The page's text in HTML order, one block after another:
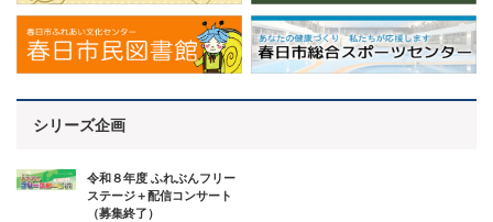
シリーズ企画
令和８年度 ふれぶんフリー
ステージ＋配信コンサート
（募集終了）